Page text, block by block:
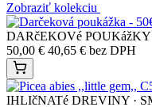
Zobraziť kolekciu
DARčEKOVé POUKážKY
50,00 € 40,65 € bez DPH
IHLIčNATé DREVINY ·